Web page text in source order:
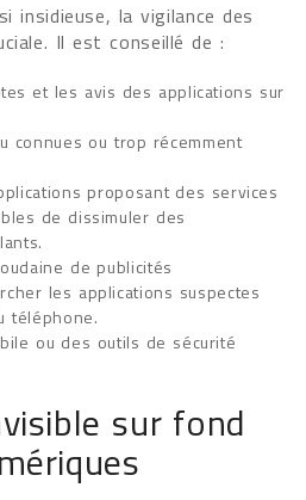
insidieuse, la vigilance des
Il est conseillé de :
et les avis des applications sur
connues ou trop récemment
proposant des services
de dissimuler des
de publicités
les applications suspectes
téléphone.
ou des outils de sécurité
sur fond